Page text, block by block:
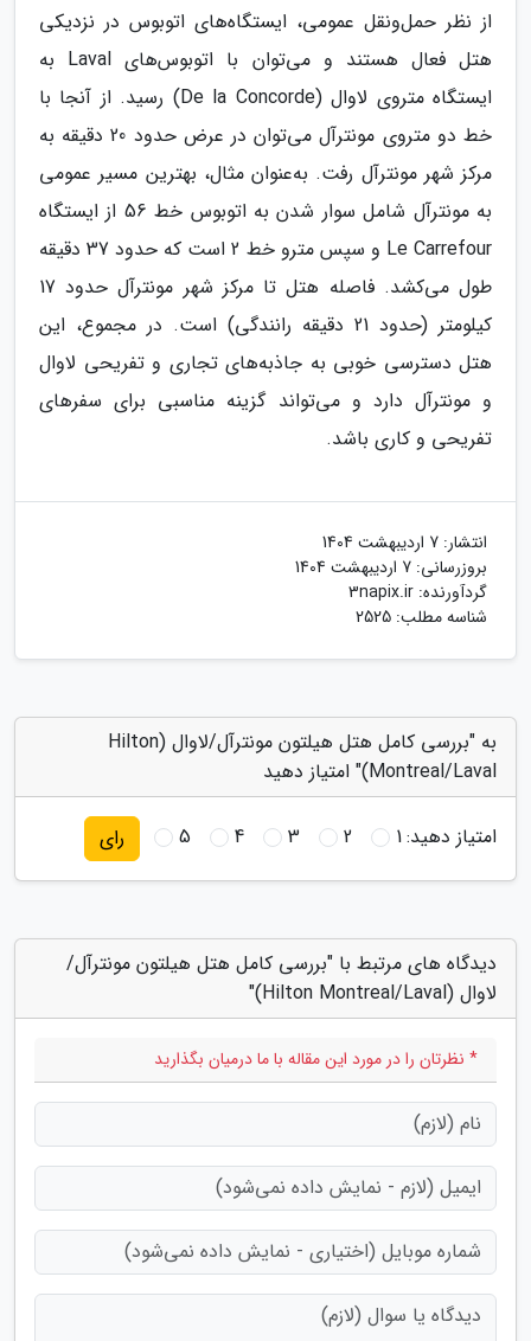
از نظر حمل‌ونقل عمومی، ایستگاه‌های اتوبوس در نزدیکی
هتل فعال هستند و می‌توان با اتوبوس‌های Laval به
ایستگاه متروی لاوال (De la Concorde) رسید. از آنجا با
خط دو متروی مونترآل می‌توان در عرض حدود 20 دقیقه به
مرکز شهر مونترآل رفت. به‌عنوان مثال، بهترین مسیر عمومی
به مونترآل شامل سوار شدن به اتوبوس خط 56 از ایستگاه
Le Carrefour و سپس مترو خط 2 است که حدود 37 دقیقه
طول می‌کشد​​. فاصله هتل تا مرکز شهر مونترآل حدود 17
کیلومتر (حدود 21 دقیقه رانندگی) است​. در مجموع، این
هتل دسترسی خوبی به جاذبه‌های تجاری و تفریحی لاوال
و مونترآل دارد و می‌تواند گزینه مناسبی برای سفرهای
تفریحی و کاری باشد.
انتشار: 7 اردیبهشت 1404
بروزرسانی: 7 اردیبهشت 1404
گردآورنده: 3napix.ir
شناسه مطلب: 2525
به "بررسی کامل هتل هیلتون مونترآل/لاوال (Hilton
Montreal/Laval)" امتیاز دهید
امتیاز دهید:1
2
3
4
5 رای
دیدگاه های مرتبط با "بررسی کامل هتل هیلتون مونترآل/
لاوال (Hilton Montreal/Laval)"
* نظرتان را در مورد این مقاله با ما درمیان بگذارید